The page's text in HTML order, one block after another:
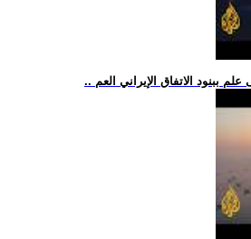
ببنود الاتفاق الإيراني العم